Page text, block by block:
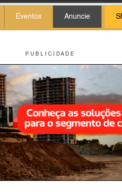
Eventos Anuncie
P U B L I C I D A D E